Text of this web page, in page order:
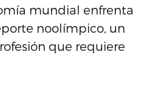
mundial enfrenta
noolímpico, un
que requiere